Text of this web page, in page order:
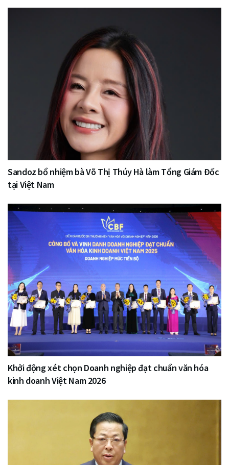
Sandoz bổ nhiệm bà Võ Thị Thúy Hà làm Tổng Giám Đốc
tại Việt Nam
Khởi động xét chọn Doanh nghiệp đạt chuẩn văn hóa
kinh doanh Việt Nam 2026